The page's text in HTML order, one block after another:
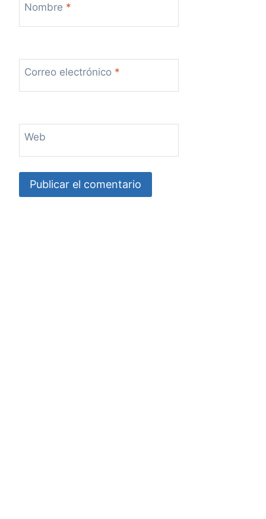
Nombre *
Correo electrónico *
Web